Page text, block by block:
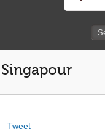
Singapour
Tweet